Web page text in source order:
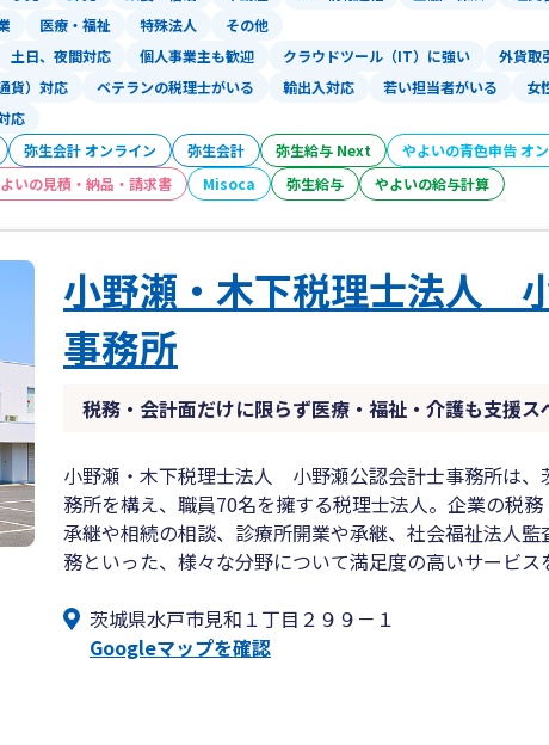
医療・福祉 特殊法人 その他
土日、夜間対応 個人事業主も歓迎 クラウドツール（IT）に強い
外貨取
貨）対応
ベテランの税理士がいる 輸出入対応 若い担当者がいる 女
応
弥生会計 オンライン 弥生会計 弥生給与 Next やよいの青色申告 オ
いの見積・納品・請求書 Misoca 弥生給与 やよいの給与計算
小野瀬・木下税理士法人
事務所
税務・会計面だけに限らず医療・福祉・介護も支援ス
小野瀬・木下税理士法人 小野瀬公認会計士事務所は、
務所を構え、職員70名を擁する税理士法人。企業の税
承継や相続の相談、診療所開業や承継、社会福祉法人
務といった、様々な分野について満足度の高いサービス
茨城県水戸市見和１丁目２９９－１
Googleマップを確認